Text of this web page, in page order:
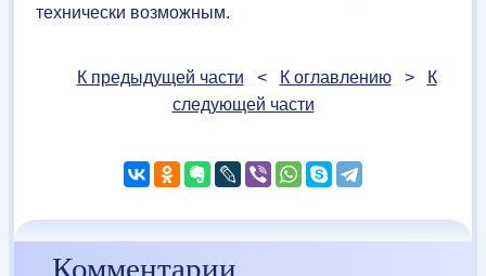
технически возможным.
К предыдущей части < К оглавлению>
К
следующей части
Комментарии